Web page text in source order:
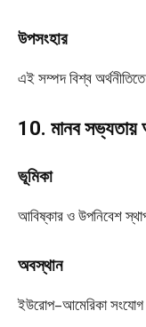
উপসংহার
এই সম্পদ বিশ্ব
10. মানব সভ্যতায়
ভূমিকা
আবিষ্কার ও উপনিবেশ
অবস্থান
ইউরোপ–আমেরিকা